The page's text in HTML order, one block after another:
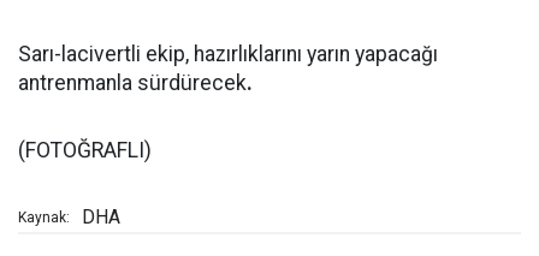
Sarı-lacivertli ekip, hazırlıklarını yarın yapacağı
antrenmanla sürdürecek.
(FOTOĞRAFLI)
Kaynak: DHA